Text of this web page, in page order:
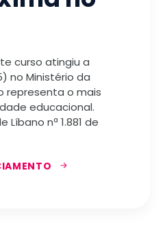
curso atingiu a
no Ministério da
representa o mais
educacional.
Líbano nª 1.881 de